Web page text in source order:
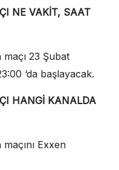
NE VAKİT, SAAT
23 Şubat
‘da başlayacak.
HANGİ KANALDA
Exxen